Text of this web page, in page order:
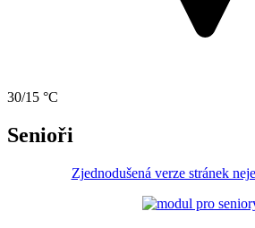
30/15 °C
Senioři
Zjednodušená verze stránek